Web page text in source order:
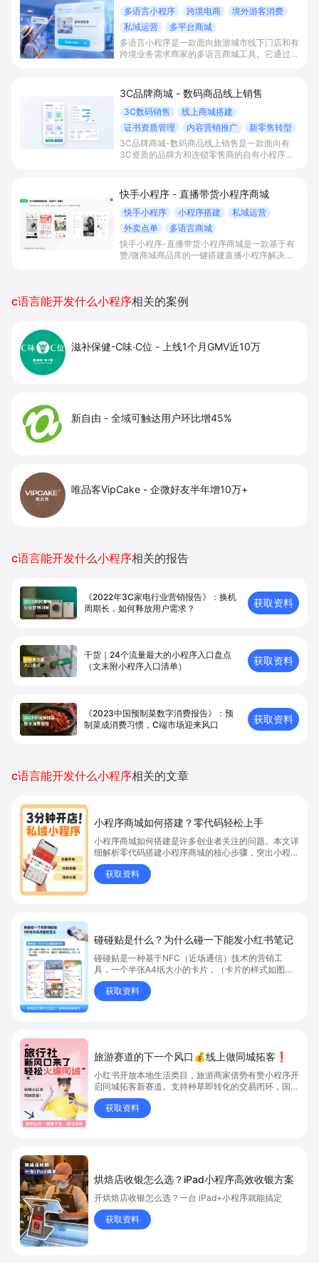
多语言小程序 跨境电商
境外游客消费
私域运营
多平台商城
多语言小程序是一款面向旅游城市线下门店和有
跨境业务需求商家的多语言商城工具。它通过多
益展示，以及多平台小程序商城搭建，帮助商家
在接待境外游客和跨境电商场景下统一承接国内
与海外客群订单，并做好会员沉淀与复购运营。
3C品牌商城 - 数码商品线上销售
3C数码销售
线上商城搭建
证书资质管理
内容营销推广
新零售转型
3C品牌商城-数码商品线上销售是一款面向有
3C资质的品牌方和连锁零售商的自有小程序商
速搭建数码商城、提升年轻客群转化并完成线上
线下一体化经营。
快手小程序 - 直播带货小程序商城
快手小程序 小程序搭建
私域运营
外卖点单
多语言商城
快手小程序-直播带货小程序商城是一款基于有
赞/微商城商品库的一键搭建直播小程序解决方
c语言能开发什么小程序相关的案例
滋补保健-C味·C位 - 上线1个月GMV近10万
新自由 - 全域可触达用户环比增45%
唯品客VipCake - 企微好友半年增10万+
c语言能开发什么小程序相关的报告
《2022年3C家电行业营销报告》：换机
周期长，如何释放用户需求？
获取资料
干货｜24个流量最大的小程序入口盘点
（文末附小程序入口清单）
获取资料
《2023中国预制菜数字消费报告》：预
制菜成消费习惯，C端市场迎来风口
获取资料
c语言能开发什么小程序相关的文章
小程序商城如何搭建？零代码轻松上手
小程序商城如何搭建是许多创业者关注的问题。本文详
细解析零代码搭建小程序商城的核心步骤，突出小程序
商城、商城搭建与零代码开店优势，帮助你轻松实现商
品上架、全渠道销售及高效会员运营，快速开启线上卖
货新模式。点击获取详细操作指南！
获取资料
碰碰贴是什么？为什么碰一下能发小红书笔记
碰碰贴是一种基于NFC（近场通信）技术的营销工
具，一个半张A4纸大小的卡片，（卡片的样式如图
4），它可以用来帮助商家提升门店的曝光度、吸引顾
客并实现高效转化。
获取资料
旅游赛道的下一个风口💰线上做同城拓客❗
小红书开放本地生活类目，旅游商家借势有赞小程序开
启同城拓客新赛道。支持种草即转化的交易闭环，国内
外业务多语言多币种运营，覆盖团购、到店到家全场景
服务。通过有赞系统打通小红书、抖音等多平台，统一
管理订单与数据。结合笔记团购引流、优惠促销、会员
获取资料
烘焙店收银怎么选？iPad小程序高效收银方案
开烘焙店收银怎么选？一台 iPad+小程序就能搞定
获取资料